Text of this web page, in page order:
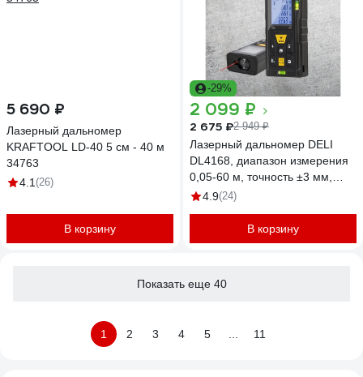
5 690 ₽
Лазерный дальномер
KRAFTOOL LD-40 5 см - 40 м
34763
4.1 (26)
В корзину
-29%
2 099 ₽
2 675 ₽2 949 ₽
Лазерный дальномер DELI
DL4168, диапазон измерения
0,05-60 м, точность ±3 мм,
дисплей 1,7 дюйма,
4.9(24)
В корзину
Показать еще 40
1 2 3 4 5 11